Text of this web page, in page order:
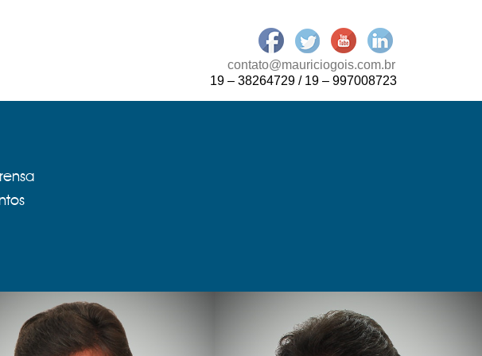
contato@mauriciogois.com.br
19 – 38264729 / 19 – 997008723